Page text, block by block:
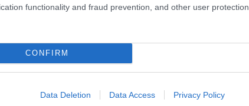
functionality and fraud prevention, and other user protection.
CONFIRM
Data Deletion Data Access Privacy Policy
this post on Instagram